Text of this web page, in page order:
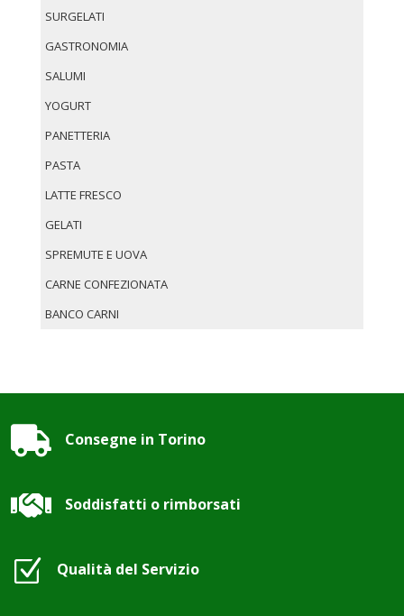
SURGELATI
GASTRONOMIA
SALUMI
YOGURT
PANETTERIA
PASTA
LATTE FRESCO
GELATI
SPREMUTE E UOVA
CARNE CONFEZIONATA
BANCO CARNI
 Consegne in Torino
 Soddisfatti o rimborsati
Z Qualità del Servizio